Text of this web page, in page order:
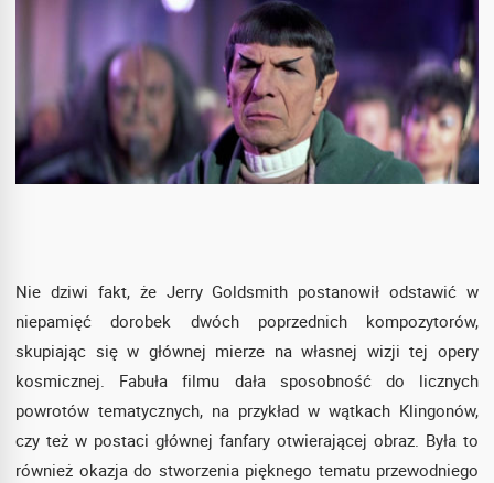
Nie dziwi fakt, że Jerry Goldsmith postanowił odstawić w
niepamięć dorobek dwóch poprzednich kompozytorów,
skupiając się w głównej mierze na własnej wizji tej opery
kosmicznej. Fabuła filmu dała sposobność do licznych
powrotów tematycznych, na przykład w wątkach Klingonów,
czy też w postaci głównej fanfary otwierającej obraz. Była to
również okazja do stworzenia pięknego tematu przewodniego